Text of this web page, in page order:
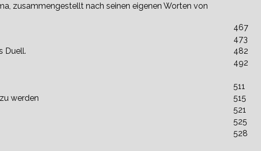
zusammengestellt nach seinen eigenen Worten von
467
473
Duell.
482
492
511
werden
515
521
525
528